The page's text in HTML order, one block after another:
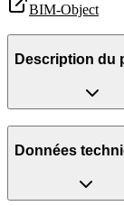
BIM-Object
Description du
Données